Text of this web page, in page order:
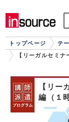
トップページ テ
【リーガルセミ
【リー
編（１